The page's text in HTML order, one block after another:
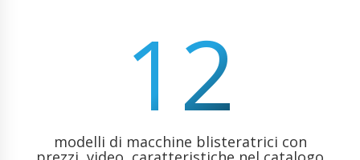
12
modelli di macchine blisteratrici con